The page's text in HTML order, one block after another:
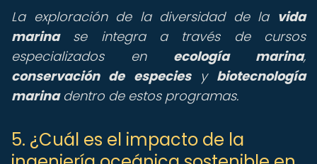
La exploración de la diversidad de la vida
marinase integra a través de cursos
especializados en ecología marina,
conservación de especiesy biotecnología
marinadentro de estos programas.
5. ¿Cuál es el impacto de la